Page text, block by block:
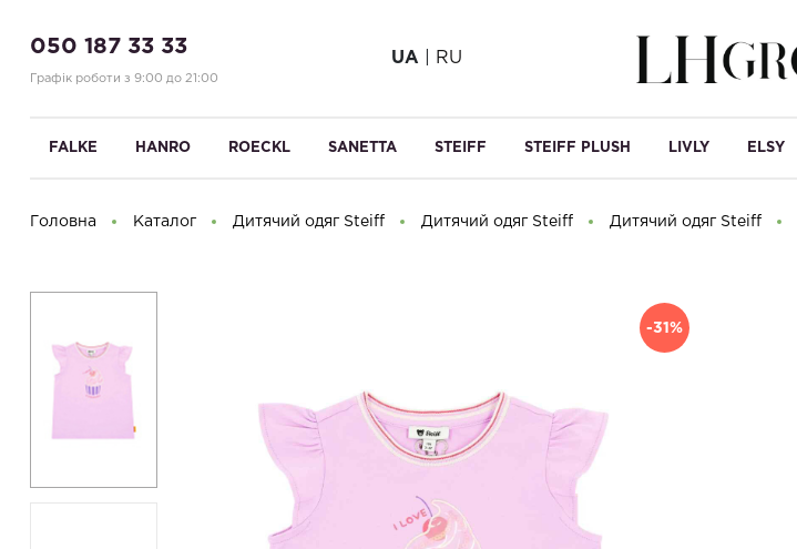
050 187 33 33
Графік роботи з 9:00 до 21:00
UA RU
FALKE HANRO ROECKL SANETTA STEIFF STEIFF PLUSH LIVLY ELSY
Головна Каталог Дитячий одяг Steiff Дитячий одяг Steiff Дитячий одяг Steiff
-31%